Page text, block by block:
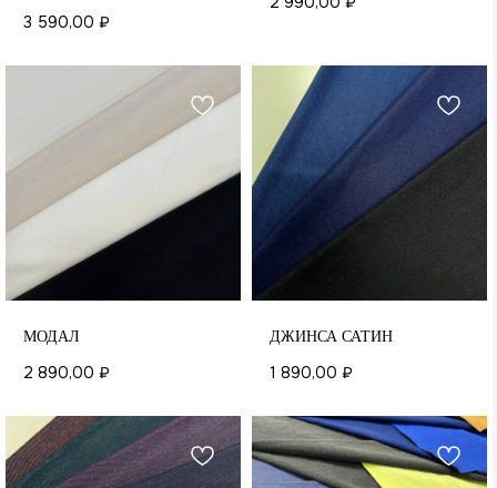
3 590,00 ₽
МОДАЛ
2 890,00 ₽
ДЖИНСА САТИН
1 890,00 ₽